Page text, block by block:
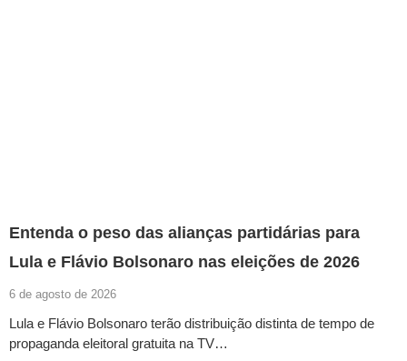
Entenda o peso das alianças partidárias para
Lula e Flávio Bolsonaro nas eleições de 2026
6 de agosto de 2026
Lula e Flávio Bolsonaro terão distribuição distinta de tempo de
propaganda eleitoral gratuita na TV…